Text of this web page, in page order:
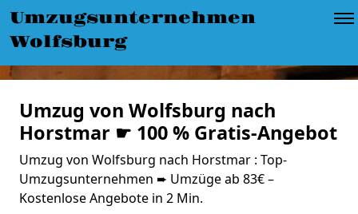
Umzugsunternehmen
Wolfsburg
Umzug von Wolfsburg nach
Horstmar ☛ 100 % Gratis-Angebot
Umzug von Wolfsburg nach Horstmar : Top-
Umzugsunternehmen ➨ Umzüge ab 83€ –
Kostenlose Angebote in 2 Min.